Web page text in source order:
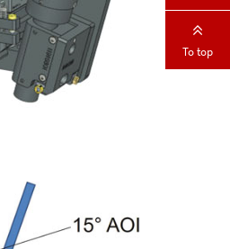
To top